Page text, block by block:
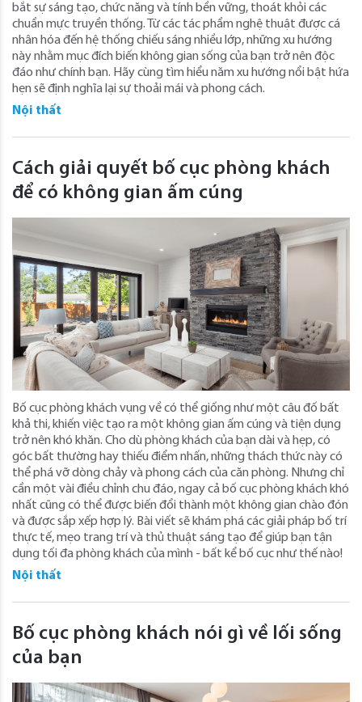
bắt sự sáng tạo, chức năng và tính bền vững, thoát khỏi các
chuẩn mực truyền thống. Từ các tác phẩm nghệ thuật được cá
nhân hóa đến hệ thống chiếu sáng nhiều lớp, những xu hướng
này nhằm mục đích biến không gian sống của bạn trở nên độc
đáo như chính bạn. Hãy cùng tìm hiểu năm xu hướng nổi bật hứa
hẹn sẽ định nghĩa lại sự thoải mái và phong cách.
Nội thất
Cách giải quyết bố cục phòng khách
để có không gian ấm cúng
Bố cục phòng khách vụng về có thể giống như một câu đố bất
khả thi, khiến việc tạo ra một không gian ấm cúng và tiện dụng
trở nên khó khăn. Cho dù phòng khách của bạn dài và hẹp, có
góc bất thường hay thiếu điểm nhấn, những thách thức này có
thể phá vỡ dòng chảy và phong cách của căn phòng. Nhưng chỉ
cần một vài điều chỉnh chu đáo, ngay cả bố cục phòng khách khó
nhất cũng có thể được biến đổi thành một không gian chào đón
và được sắp xếp hợp lý. Bài viết sẽ khám phá các giải pháp bố trí
thực tế, mẹo trang trí và thủ thuật sáng tạo để giúp bạn tận
dụng tối đa phòng khách của mình - bất kể bố cục như thế nào!
Nội thất
Bố cục phòng khách nói gì về lối sống
của bạn